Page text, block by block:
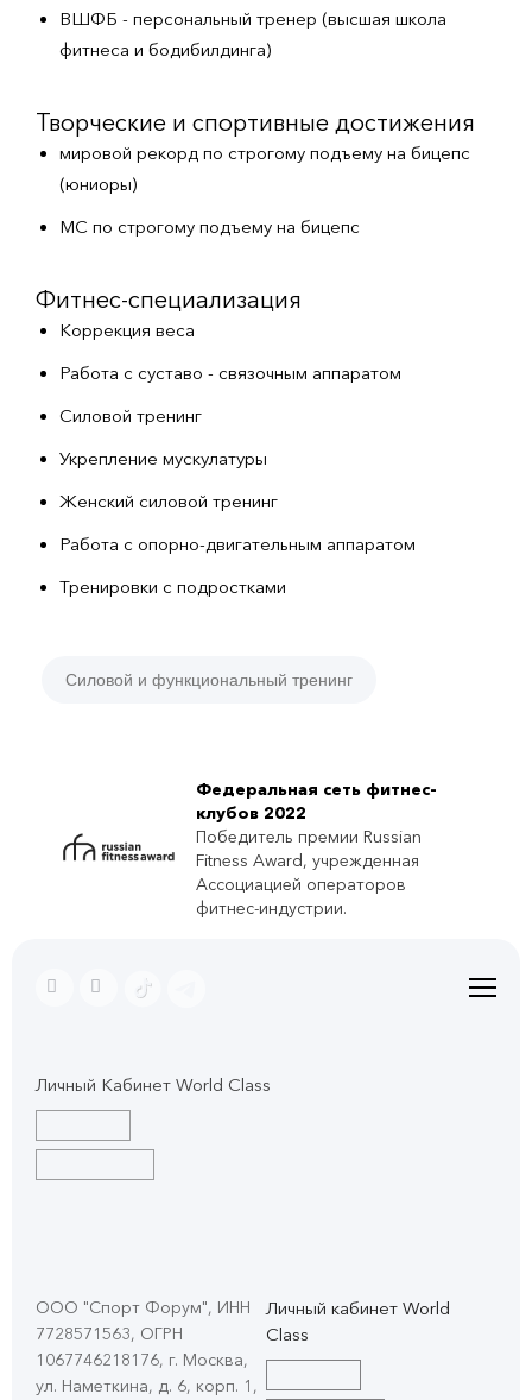
ВШФБ - персональный тренер (высшая школа
фитнеса и бодибилдинга)
Творческие и спортивные достижения
мировой рекорд по строгому подъему на бицепс
(юниоры)
МС по строгому подъему на бицепс
Фитнес-специализация
Коррекция веса
Работа с суставо - связочным аппаратом
Силовой тренинг
Укрепление мускулатуры
Женский силовой тренинг
Работа с опорно-двигательным аппаратом
Тренировки с подростками
Силовой и функциональный тренинг
Федеральная сеть фитнес-
клубов 2022
Победитель премии Russian
Fitness Award, учрежденная
Ассоциацией операторов
фитнес-индустрии.
Личный Кабинет World Class
ООО "Спорт Форум", ИНН
7728571563, ОГРН
1067746218176, г. Москва,
ул. Наметкина, д. 6, корп. 1 ,
Личный кабинет World
Class